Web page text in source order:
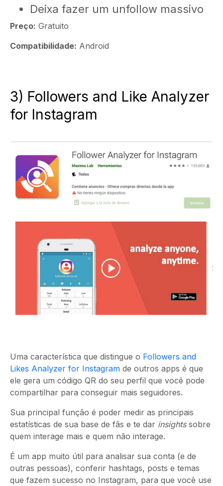
Deixa fazer um unfollow massivo
Preço: Gratuito
Compatibilidade: Android
3) Followers and Like Analyzer
for Instagram
Uma característica que distingue o Followers and
Likes Analyzer for Instagram de outros apps é que
ele gera um código QR do seu perfil que você pode
compartilhar para conseguir mais seguidores.
Sua principal função é poder medir as principais
estatísticas de sua base de fãs e te dar insightssobre
quem interage mais e quem não interage.
É um app muito útil para analisar sua conta (e de
outras pessoas), conferir hashtags, posts e temas
que fazem sucesso no Instagram, para que você use